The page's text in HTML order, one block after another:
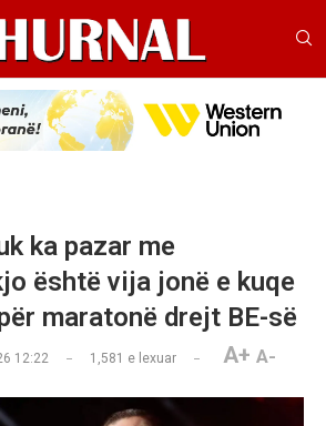
ka pazar me
është vija jonë e kuqe
maratonë drejt BE-së
12:22 1,581 e lexuar A+ A-